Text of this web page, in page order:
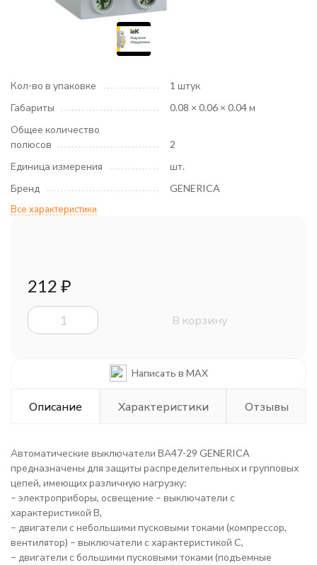
Кол-во в упаковке
1 штук
Габариты
0.08 × 0.06 × 0.04 м
Общее количество
полюсов
2
Единица измерения
шт.
Бренд
GENERICA
Все характеристики
212 ₽
В корзину
Написать в MAX
Описание Характеристики Отзывы
Автоматические выключатели ВА47-29 GENERICA
предназначены для защиты распределительных и групповых
цепей, имеющих различную нагрузку:
– электроприборы, освещение – выключатели с
характеристикой В,
– двигатели с небольшими пусковыми токами (компрессор,
вентилятор) – выключатели с характеристикой C,
– двигатели с большими пусковыми токами (подъемные